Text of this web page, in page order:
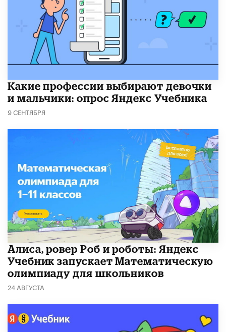
Какие профессии выбирают девочки
и мальчики: опрос Яндекс Учебника
9 СЕНТЯБРЯ
Алиса, ровер Роб и роботы: Яндекс
Учебник запускает Математическую
олимпиаду для школьников
24 АВГУСТА